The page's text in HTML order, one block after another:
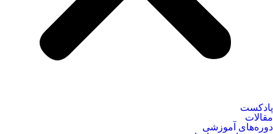
پادکست
مقالات
دوره‌های آموزشی